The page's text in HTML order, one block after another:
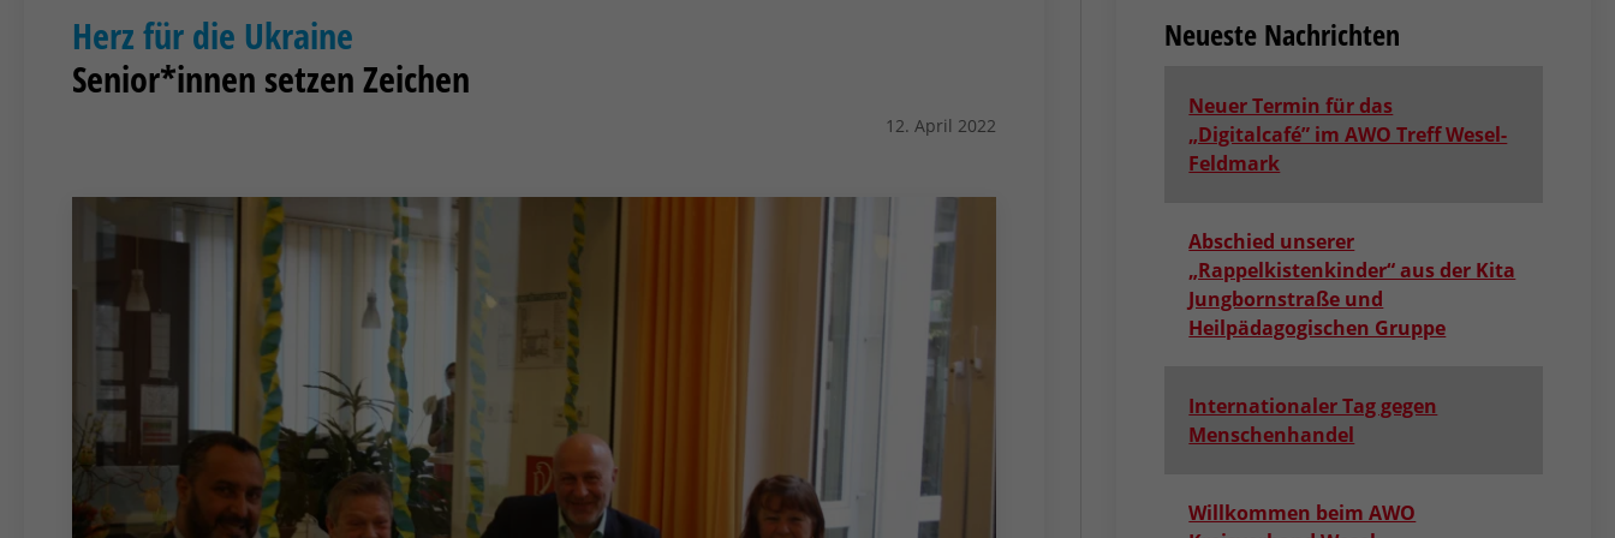
Herz für die Ukraine
Senior*innen setzen Zeichen
12. April 2022
Neueste Nachrichten
Neuer Termin für das
„Digitalcafé” im AWO Treff Wesel-
Feldmark
Abschied unserer
„Rappelkistenkinder“ aus der Kita
Jungbornstraße und
Heilpädagogischen Gruppe
Internationaler Tag gegen
Menschenhandel
Willkommen beim AWO